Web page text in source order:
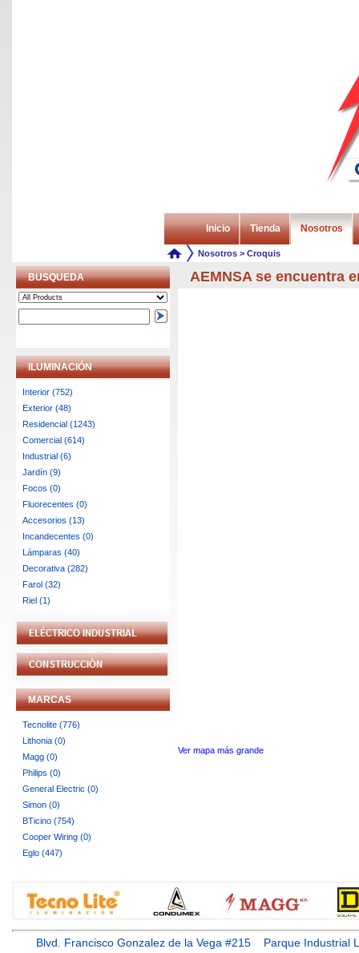
Inicio Tienda Nosotros
Nosotros > Croquis
BUSQUEDA
ILUMINACIÓN
Interior (752)
Exterior (48)
Residencial (1243)
Comercial (614)
Industrial (6)
Jardín (9)
Focos (0)
Fluorecentes (0)
Accesorios (13)
Incandecentes (0)
Lámparas (40)
Decorativa (282)
Farol (32)
Riel (1)
MARCAS
Tecnolite (776)
Lithonia (0)
Magg (0)
Philips (0)
General Electric (0)
Simon (0)
BTicino (754)
Cooper Wiring (0)
Eglo (447)
AEMNSA se encuentra
Ver mapa más grande
Blvd. Francisco Gonzalez de la Vega #215 Parque